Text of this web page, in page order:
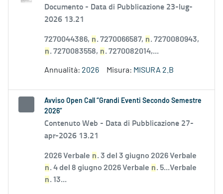
Documento - Data di Pubblicazione 23-lug-
2026 13.21
7270044386, n. 7270066587, n. 7270080943,
n. 7270083558, n. 7270082014,...
Annualità: 2026 Misura: MISURA 2.B
Avviso Open Call “Grandi Eventi Secondo Semestre
2026”
Contenuto Web - Data di Pubblicazione 27-
apr-2026 13.21
2026 Verbale n. 3 del 3 giugno 2026 Verbale
n. 4 del 8 giugno 2026 Verbale n. 5...Verbale
n. 13...